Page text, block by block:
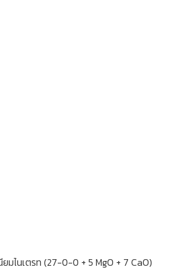
ไนเตรท (27-0-0 + 5 MgO + 7 CaO)